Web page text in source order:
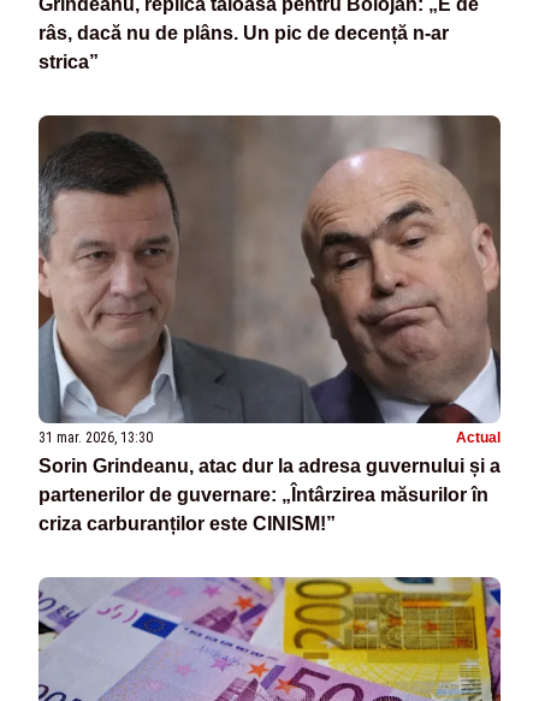
Grindeanu, replică tăioasă pentru Bolojan: „E de
râs, dacă nu de plâns. Un pic de decență n-ar
strica”
31 mar. 2026, 13:30 Actual
Sorin Grindeanu, atac dur la adresa guvernului și a
partenerilor de guvernare: „Întârzirea măsurilor în
criza carburanților este CINISM!”